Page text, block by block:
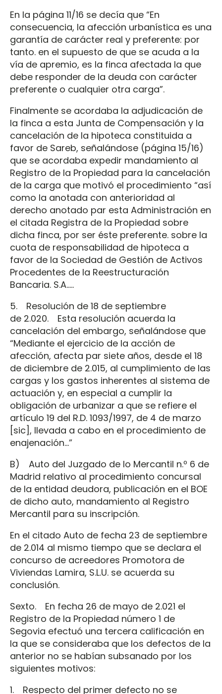
En la página 11/16 se decía que “En
consecuencia, la afección urbanística es una
garantía de carácter real y preferente: por
tanto. en el supuesto de que se acuda a la
vía de apremio, es la finca afectada la que
debe responder de la deuda con carácter
preferente o cualquier otra carga”.
Finalmente se acordaba la adjudicación de
la finca a esta Junta de Compensación y la
cancelación de la hipoteca constituida a
favor de Sareb, señalándose (página 15/16)
que se acordaba expedir mandamiento al
Registro de la Propiedad para la cancelación
de la carga que motivó el procedimiento “así
como la anotada con anterioridad al
derecho anotado par esta Administración en
el citada Registra de la Propiedad sobre
dicha finca, por ser éste preferente. sobre la
cuota de responsabilidad de hipoteca a
favor de la Sociedad de Gestión de Activos
Procedentes de la Reestructuración
Bancaria. S.A.....
5. Resolución de 18 de septiembre
de 2.020. Esta resolución acuerda la
cancelación del embargo, señalándose que
“Mediante el ejercicio de la acción de
afección, afecta par siete años, desde el 18
de diciembre de 2.015, al cumplimiento de las
cargas y los gastos inherentes al sistema de
actuación y, en especial a cumplir la
obligación de urbanizar a que se refiere el
artículo 19 del R.D. 1093/1997, de 4 de marzo
[sic], llevada a cabo en el procedimiento de
enajenación...”
B) Auto del Juzgado de lo Mercantil n.º 6 de
Madrid relativo al procedimiento concursal
de la entidad deudora, publicación en el BOE
de dicho auto, mandamiento al Registro
Mercantil para su inscripción.
En el citado Auto de fecha 23 de septiembre
de 2.014 al mismo tiempo que se declara el
concurso de acreedores Promotora de
Viviendas Lamira, S.L.U. se acuerda su
conclusión.
Sexto. En fecha 26 de mayo de 2.021 el
Registro de la Propiedad número 1 de
Segovia efectuó una tercera calificación en
la que se consideraba que los defectos de la
anterior no se habían subsanado por los
siguientes motivos:
1. Respecto del primer defecto no se